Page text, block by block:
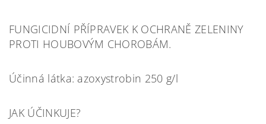
FUNGICIDNÍ PŘÍPRAVEK K OCHRANĚ ZELENINY
PROTI HOUBOVÝM CHOROBÁM.
Účinná látka: azoxystrobin 250 g/l
JAK ÚČINKUJE?